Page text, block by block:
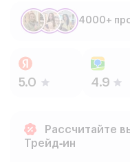
4000+
Рассчитайте
Трейд‑ин